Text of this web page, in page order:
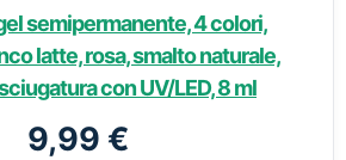
semipermanente, 4 colori,
latte, rosa, smalto naturale,
con UV/LED, 8 ml
9,99 €